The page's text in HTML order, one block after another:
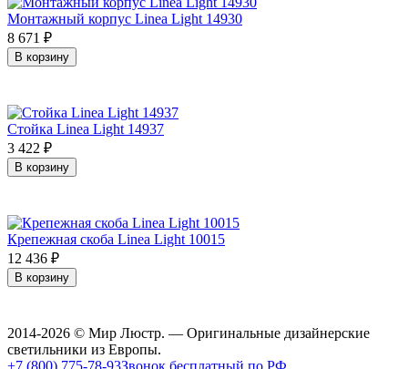
Монтажный корпус Linea Light 14930
8 671 ₽
В корзину
Стойка Linea Light 14937
3 422 ₽
В корзину
Крепежная скоба Linea Light 10015
12 436 ₽
В корзину
2014-2026 © Мир Люстр. — Оригинальные дизайнерские
светильники из Европы.
+7 (800) 775-78-93Звонок бесплатный по РФ